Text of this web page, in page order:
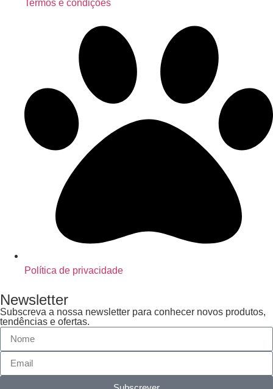
Termos e condições
Política de privacidade
Newsletter
Subscreva a nossa newsletter para conhecer novos produtos,
tendências e ofertas.